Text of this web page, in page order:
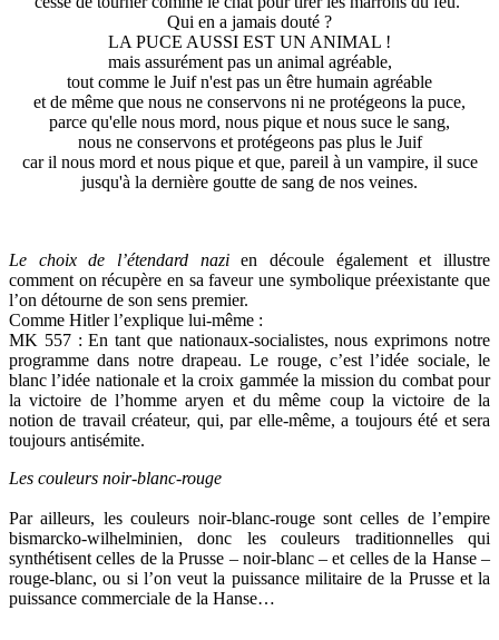
Qui en a jamais douté ?
LA PUCE AUSSI EST UN ANIMAL !
mais assurément pas un animal agréable,
tout comme le Juif n'est pas un être humain agréable
et de même que nous ne conservons ni ne protégeons la puce,
parce qu'elle nous mord, nous pique et nous suce le sang,
nous ne conservons et protégeons pas plus le Juif
car il nous mord et nous pique et que, pareil à un vampire, il suce
jusqu'à la dernière goutte de sang de nos veines.
Le choix de l’étendard nazien découle également et illustre
comment on récupère en sa faveur une symbolique préexistante que
l’on détourne de son sens premier.
Comme Hitler l’explique lui-même :
MK 557 : En tant que nationaux-socialistes, nous exprimons notre
programme dans notre drapeau. Le rouge, c’est l’idée sociale, le
blanc l’idée nationale et la croix gammée la mission du combat pour
la victoire de l’homme aryen et du même coup la victoire de la
notion de travail créateur, qui, par elle-même, a toujours été et sera
toujours antisémite.
Les couleurs noir-blanc-rouge
Par ailleurs, les couleurs noir-blanc-rouge sont celles de l’empire
bismarcko-wilhelminien, donc les couleurs traditionnelles qui
synthétisent celles de la Prusse – noir-blanc – et celles de la Hanse –
rouge-blanc, ou si l’on veut la puissance militaire de la Prusse et la
puissance commerciale de la Hanse…